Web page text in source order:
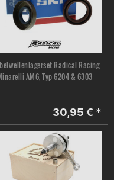
Radical Racing,
AM6, Typ 6204 & 6303
30,95 € *